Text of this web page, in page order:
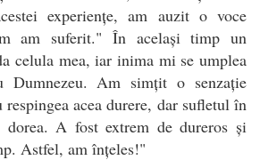
experiențe, am auzit o voce
am suferit." În același timp un
celula mea, iar inima mi se umplea
Dumnezeu. Am simțit o senzație
acea durere, dar sufletul în
A fost extrem de dureros și
Astfel, am înțeles!"